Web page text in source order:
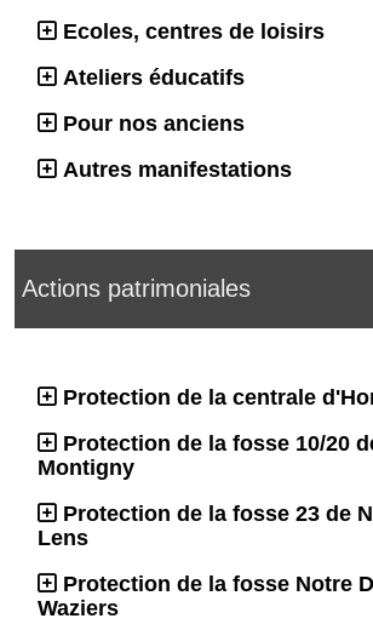
Ecoles, centres de loisirs
Ateliers éducatifs
Pour nos anciens
Autres manifestations
Actions patrimoniales
Protection de la centrale
Protection de la fosse 10/20
Montigny
Protection de la fosse 23 de
Lens
Protection de la fosse Notre
Waziers